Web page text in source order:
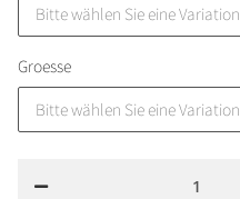
Bitte wählen Sie eine Variation.
Groesse
Bitte wählen Sie eine Variation.